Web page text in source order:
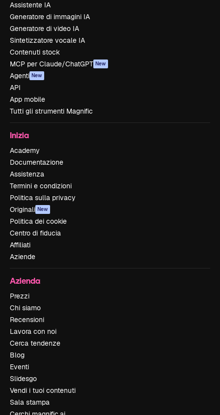
Assistente IA
Generatore di immagini IA
Generatore di video IA
Sintetizzatore vocale IA
Contenuti stock
MCP per Claude/ChatGPT New
Agenti New
API
App mobile
Tutti gli strumenti Magnific
Inizia
Academy
Documentazione
Assistenza
Termini e condizioni
Politica sulla privacy
Originali New
Politica dei cookie
Centro di fiducia
Affiliati
Aziende
Azienda
Prezzi
Chi siamo
Recensioni
Lavora con noi
Cerca tendenze
Blog
Eventi
Slidesgo
Vendi i tuoi contenuti
Sala stampa